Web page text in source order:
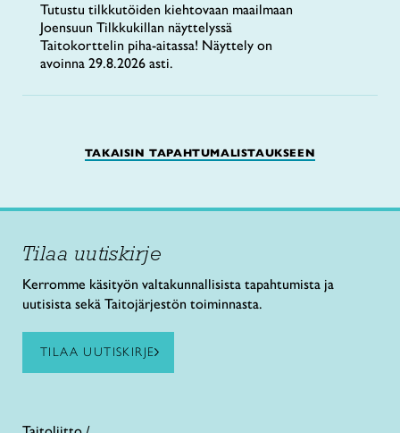
Tutustu tilkkutöiden kiehtovaan maailmaan
Joensuun Tilkkukillan näyttelyssä
Taitokorttelin piha-aitassa! Näyttely on
avoinna 29.8.2026 asti.
TAKAISIN TAPAHTUMALISTAUKSEEN
Tilaa uutiskirje
Kerromme käsityön valtakunnallisista tapahtumista ja
uutisista sekä Taitojärjestön toiminnasta.
TILAA UUTISKIRJE